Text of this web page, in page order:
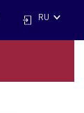
RU